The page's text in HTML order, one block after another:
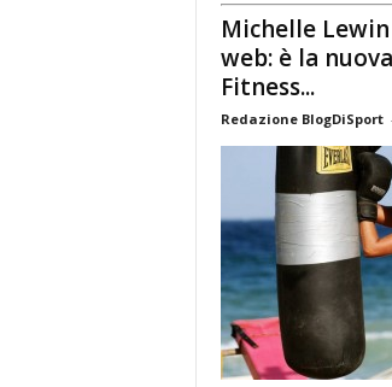
Michelle
web: è la
Fitness...
Redazione BlogDiSport